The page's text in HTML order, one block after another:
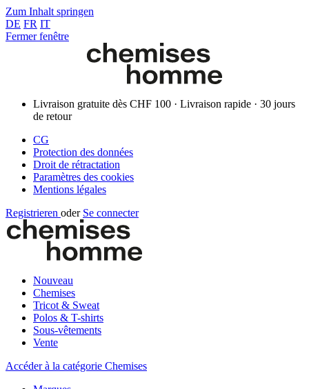
Zum Inhalt springen
DE FR IT
Fermer fenêtre
Livraison gratuite dès CHF 100 · Livraison rapide · 30 jours
de retour
CG
Protection des données
Droit de rétractation
Paramètres des cookies
Mentions légales
Registrieren oder Se connecter
Nouveau
Chemises
Tricot & Sweat
Polos & T-shirts
Sous-vêtements
Vente
Accéder à la catégorie Chemises